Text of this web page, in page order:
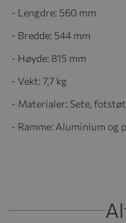
- Lengdre: 560 mm
- Bredde: 544 mm
- Høyde: 815 mm
- Vekt: 7,7 kg
- Materialer: Sete,
- Ramme: Aluminium og